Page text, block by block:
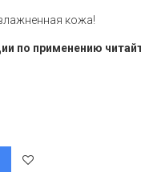
кожа!
по применению